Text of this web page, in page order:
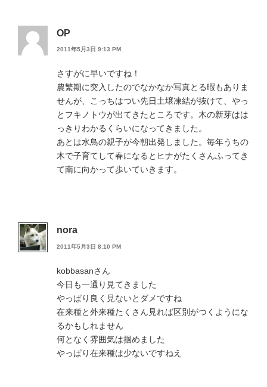
OP
2011年5月3日 9:13 PM
さすがに早いですね！
農繁期に突入したのでなかなか写真とる暇もありま
せんが、こっちはつい先日土壌凍結が抜けて、やっ
とフキノトウが出てきたところです。木の新芽はは
っきりわかるくらいになってきました。
あとは水鳥の親子が今朝出発しました。毎年うちの
木で子育てして春になるとヒナがたくさんふってき
て南に向かって歩いていきます。
nora
2011年5月3日 8:10 PM
kobbasanさん
今日も一通り見てきました
やっぱり良く見ないとダメですね
在来種と外来種たくさん見れば区別がつくようにな
るかもしれません
何となく雰囲気は掴めました
やっぱり在来種は少ないですねえ